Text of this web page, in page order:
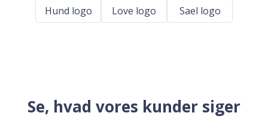
Hund logo
Love logo Sael logo
Se, hvad vores kunder siger